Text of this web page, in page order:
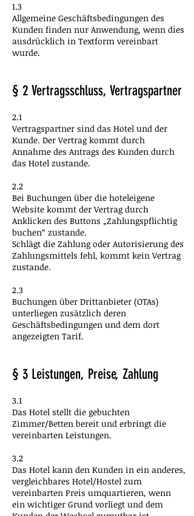
1.3
Allgemeine Geschäftsbedingungen des
Kunden finden nur Anwendung, wenn dies
ausdrücklich in Textform vereinbart
wurde.
§ 2 Vertragsschluss, Vertragspartner
2.1
Vertragspartner sind das Hotel und der
Kunde. Der Vertrag kommt durch
Annahme des Antrags des Kunden durch
das Hotel zustande.
2.2
Bei Buchungen über die hoteleigene
Website kommt der Vertrag durch
Anklicken des Buttons „Zahlungspflichtig
buchen“ zustande.
Schlägt die Zahlung oder Autorisierung des
Zahlungsmittels fehl, kommt kein Vertrag
zustande.
2.3
Buchungen über Drittanbieter (OTAs)
unterliegen zusätzlich deren
Geschäftsbedingungen und dem dort
angezeigten Tarif.
§ 3 Leistungen, Preise, Zahlung
3.1
Das Hotel stellt die gebuchten
Zimmer/Betten bereit und erbringt die
vereinbarten Leistungen.
3.2
Das Hotel kann den Kunden in ein anderes,
vergleichbares Hotel/Hostel zum
vereinbarten Preis umquartieren, wenn
ein wichtiger Grund vorliegt und dem